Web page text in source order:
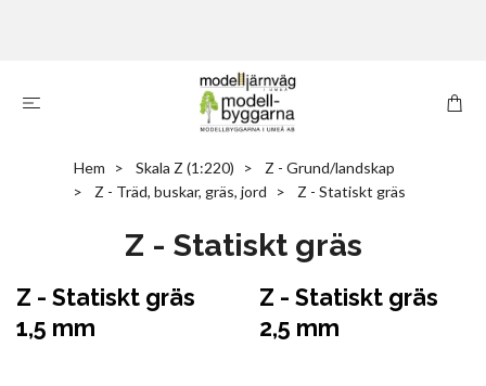
Hem Skala Z (1:220)
Z - Grund/landskap
Z - Träd, buskar, gräs, jord
Z - Statiskt gräs
Z - Statiskt gräs
Z - Statiskt gräs
1,5 mm
Z - Statiskt gräs
2,5 mm